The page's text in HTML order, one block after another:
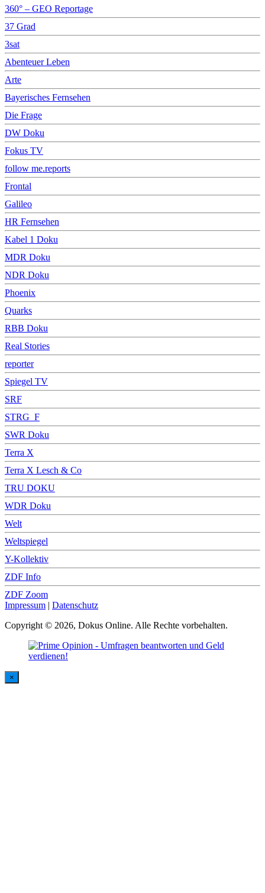
360° – GEO Reportage
37 Grad
3sat
Abenteuer Leben
Arte
Bayerisches Fernsehen
Die Frage
DW Doku
Fokus TV
follow me.reports
Frontal
Galileo
HR Fernsehen
Kabel 1 Doku
MDR Doku
NDR Doku
Phoenix
Quarks
RBB Doku
Real Stories
reporter
Spiegel TV
SRF
STRG_F
SWR Doku
Terra X
Terra X Lesch & Co
TRU DOKU
WDR Doku
Welt
Weltspiegel
Y-Kollektiv
ZDF Info
ZDF Zoom
Impressum | Datenschutz
Copyright © 2026, Dokus Online. Alle Rechte vorbehalten.
×